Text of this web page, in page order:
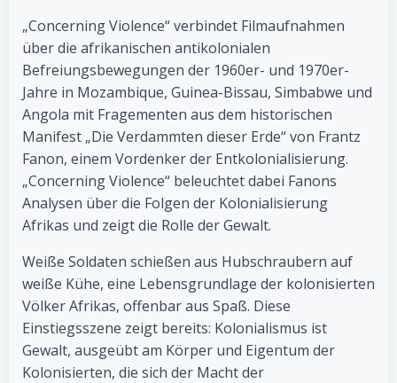
„Concerning Violence“ verbindet Filmaufnahmen
über die afrikanischen antikolonialen
Befreiungsbewegungen der 1960er- und 1970er-
Jahre in Mozambique, Guinea-Bissau, Simbabwe und
Angola mit Fragementen aus dem historischen
Manifest „Die Verdammten dieser Erde“ von Frantz
Fanon, einem Vordenker der Entkolonialisierung.
„Concerning Violence“ beleuchtet dabei Fanons
Analysen über die Folgen der Kolonialisierung
Afrikas und zeigt die Rolle der Gewalt.
Weiße Soldaten schießen aus Hubschraubern auf
weiße Kühe, eine Lebensgrundlage der kolonisierten
Völker Afrikas, offenbar aus Spaß. Diese
Einstiegsszene zeigt bereits: Kolonialismus ist
Gewalt, ausgeübt am Körper und Eigentum der
Kolonisierten, die sich der Macht der